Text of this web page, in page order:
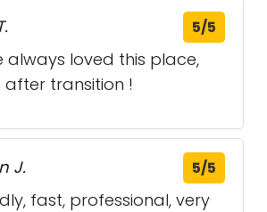
5/5
always loved this place,
after transition !
J. 5/5
fast, professional, very